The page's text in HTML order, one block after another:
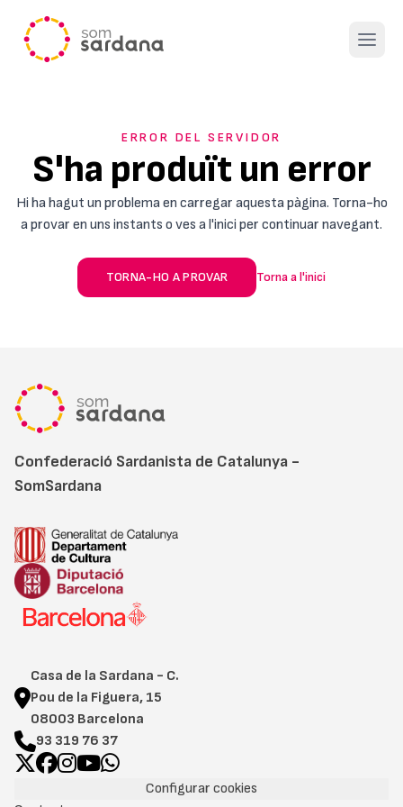
Open
ERROR DEL SERVIDOR
S'ha produït un error
Hi ha hagut un problema en carregar aquesta pàgina. Torna-ho
a provar en uns instants o ves a l'inici per continuar navegant.
TORNA-HO A PROVAR Torna a l'inici
Confederació Sardanista de Catalunya -
SomSardana
Casa de la Sardana - C.
Pou de la Figuera, 15
08003 Barcelona
93 319 76 37
Configurar cookies